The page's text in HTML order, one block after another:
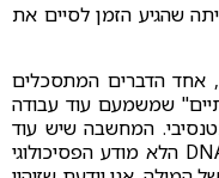
שהגיע הזמן לסיים את
אחד הדברים המתסכלים
שמשמעם עוד עבודה
המחשבה שיש עוד
שכבה של קשיים שמוטבעת אי שם ב-DNA הלא מודע הפסיכולוגי